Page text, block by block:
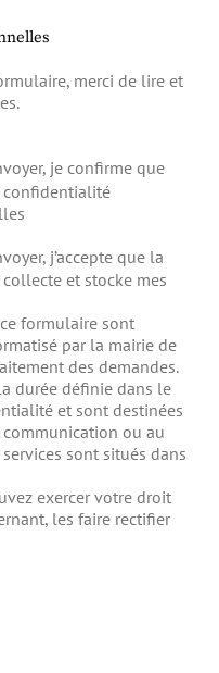
merci de lire et
je confirme que
confidentialité
j’accepte que la
et stocke mes
formulaire sont
par la mairie de
des demandes.
durée définie dans le
et sont destinées
ou au
sont situés dans
exercer votre droit
les faire rectifier